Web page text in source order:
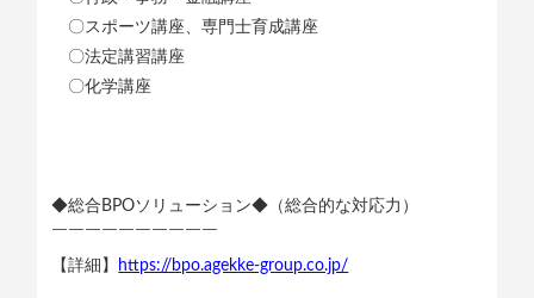
〇スポーツ講座、専門士育成講座
〇法定講習講座
〇化学講座
◆総合BPOソリューション◆（総合的な対応力）
￣￣￣￣￣￣￣￣￣￣
【詳細】
https://bpo.agekke-group.co.jp/